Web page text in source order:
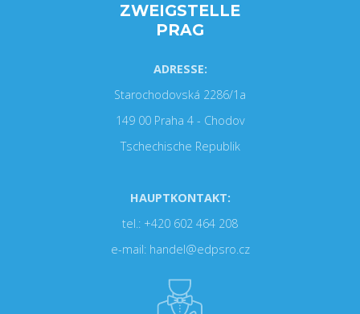
ZWEIGSTELLE
PRAG
ADRESSE:
Starochodovská 2286/1a
149 00 Praha 4 - Chodov
Tschechische Republik
HAUPTKONTAKT:
tel.: +420 602 464 208
e-mail: handel@edpsro.cz